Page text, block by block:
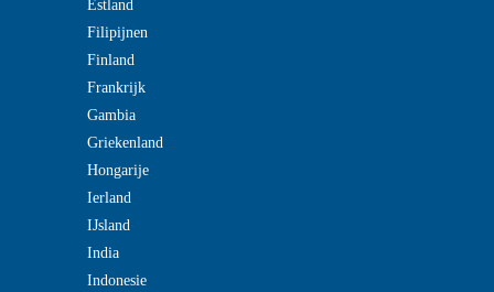
Estland
Filipijnen
Finland
Frankrijk
Gambia
Griekenland
Hongarije
Ierland
IJsland
India
Indonesie